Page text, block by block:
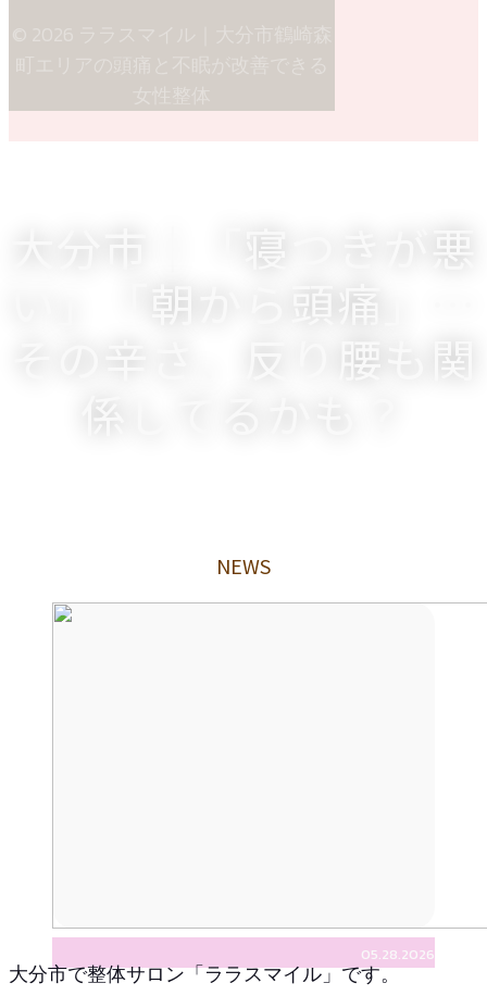
大分市｜「寝つきが悪
い」「朝から頭痛」…
その辛さ、反り腰も関
NEWS
05.28.2026
大分市で整体サロン「ララスマイル」です。